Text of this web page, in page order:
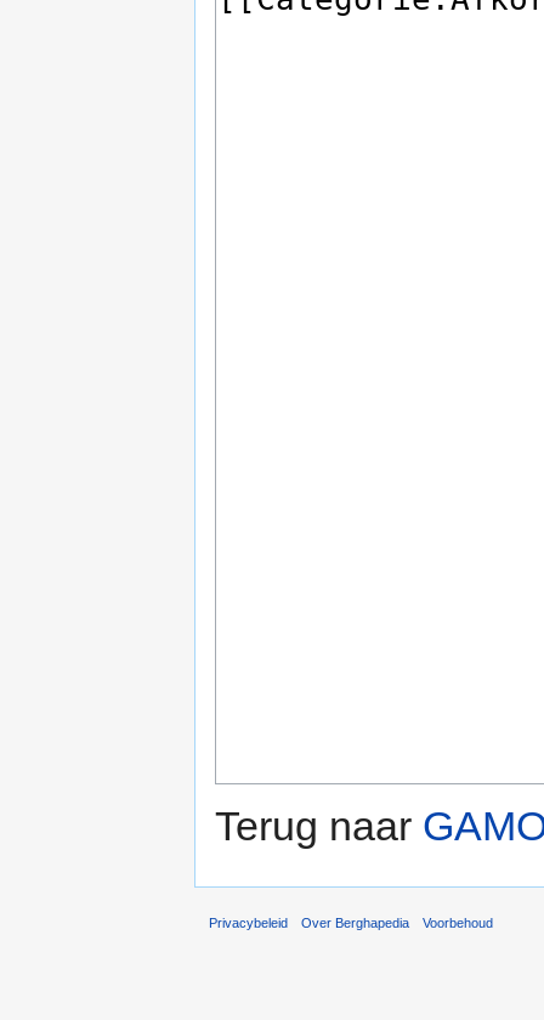
Terug naar
Privacybeleid Over Berghapedia Voorbehoud